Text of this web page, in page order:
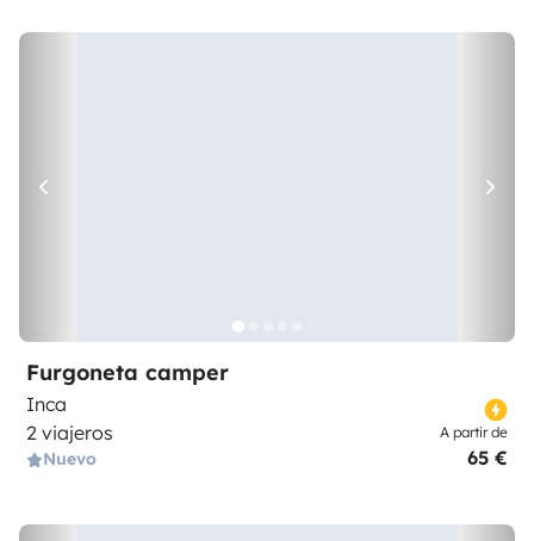
Furgoneta camper
Inca
2 viajeros
Nuevo
A partir de
65 €